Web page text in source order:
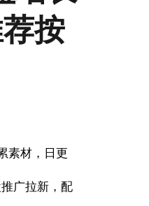
按
素材，日更
广拉新，配